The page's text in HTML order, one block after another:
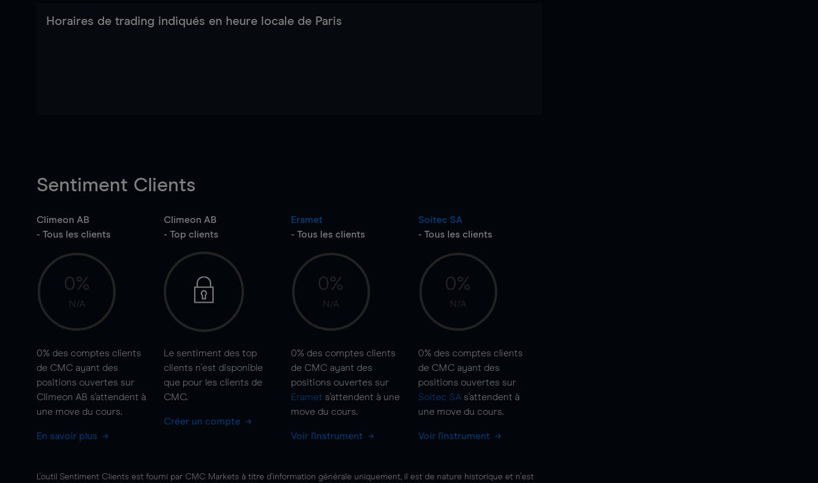
Horaires de trading indiqués en heure locale de Paris
Sentiment Clients
Climeon AB
- Tous les clients
0%
N/A
0% des comptes clients
de CMC ayant des
positions ouvertes sur
Climeon AB s'attendent à
une move du cours.
En savoir plus
Climeon AB
- Top clients
Le sentiment des top
clients n'est disponible
que pour les clients de
CMC.
Créer un compte
Eramet
- Tous les clients
0%
N/A
0% des comptes clients
de CMC ayant des
positions ouvertes sur
Eramet s'attendent à une
move du cours.
Voir l'instrument
Soitec SA
- Tous les clients
0%
N/A
0% des comptes clients
de CMC ayant des
positions ouvertes sur
Soitec SA s'attendent à
une move du cours.
Voir l'instrument
L'outil Sentiment Clients est fourni par CMC Markets à titre d'information générale uniquement, il est de nature historique et n'est